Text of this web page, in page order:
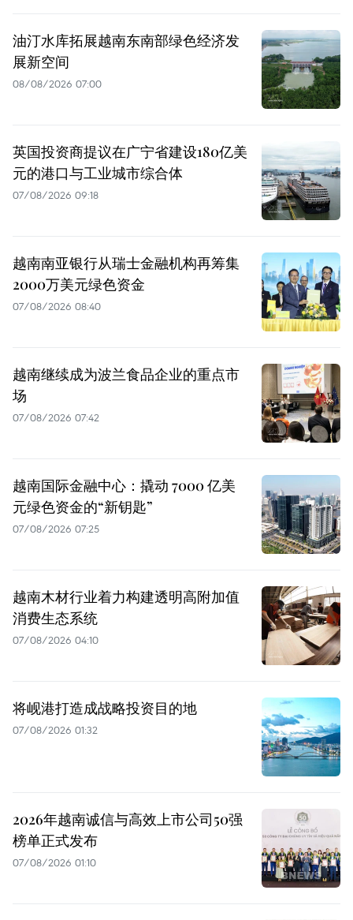
油汀水库拓展越南东南部绿色经济发
展新空间
08/08/2026 07:00
英国投资商提议在广宁省建设180亿美
元的港口与工业城市综合体
07/08/2026 09:18
越南南亚银行从瑞士金融机构再筹集
2000万美元绿色资金
07/08/2026 08:40
越南继续成为波兰食品企业的重点市
场
07/08/2026 07:42
越南国际金融中心：撬动 7000 亿美
元绿色资金的“新钥匙”
07/08/2026 07:25
越南木材行业着力构建透明高附加值
消费生态系统
07/08/2026 04:10
将岘港打造成战略投资目的地
07/08/2026 01:32
2026年越南诚信与高效上市公司50强
榜单正式发布
07/08/2026 01:10